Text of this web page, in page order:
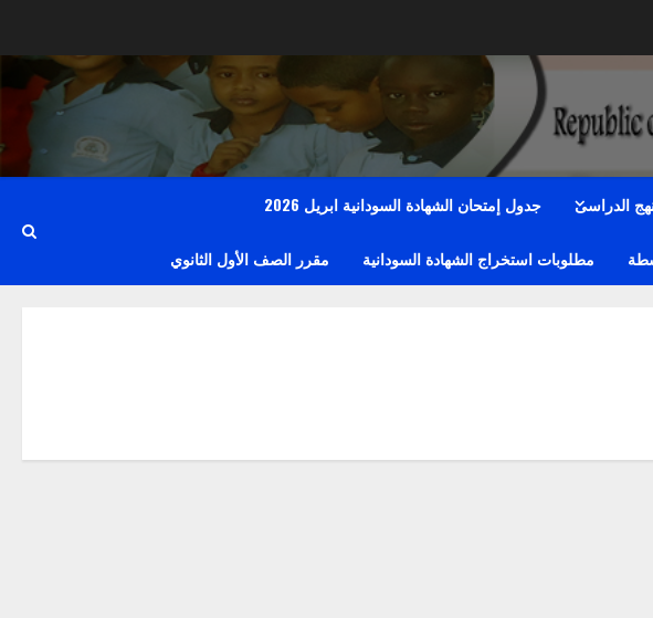
الدراسى جدول إمتحان الشهادة السودانية ابريل 2026
مطلوبات استخراج الشهادة السودانية مقرر الصف الأول الثانوي